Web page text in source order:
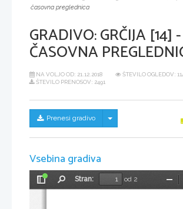
časovna preglednica
GRADIVO:GRČIJA [14] -
ČASOVNA
NA VOLJO OD: 21.12.2018
ŠTEVILO OGLEDOV:
ŠTEVILO PRENOSOV: 2491
Prenesi gradivo Skrij/prikaži meni
Vsebina gradiva
Preklopi
Stran:
od 2